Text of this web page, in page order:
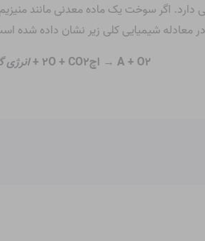
دارد. اگر سوخت یک ماده معدنی مانند
معادله شیمیایی کلی زیر نشان داده شده
A + O۲ → اچ ۲O + CO۲ +انرژی